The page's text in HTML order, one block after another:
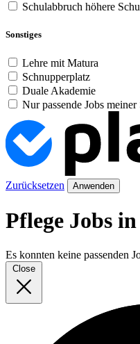
Schulabbruch höhere
Sonstiges
Lehre mit Matura
Schnupperplatz
Duale Akademie
Nur passende Jobs
Zurücksetzen Anwenden
Pflege Jobs
Es konnten keine passenden
Close